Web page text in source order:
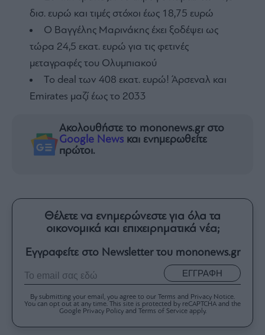
δισ. ευρώ και τιμές στόχοι έως 18,75 ευρώ
Ο Βαγγέλης Μαρινάκης έχει ξοδέψει ως
τώρα 24,5 εκατ. ευρώ για τις φετινές
μεταγραφές του Ολυμπιακού
To deal των 408 εκατ. ευρώ! Άρσεναλ και
Emirates μαζί έως το 2033
Ακολουθήστε το mononews.gr στο
Google News και ενημερωθείτε
πρώτοι.
Θέλετε να ενημερώνεστε για όλα τα
οικονομικά και επιχειρηματικά νέα;
Εγγραφείτε στο Newsletter του mononews.gr
ΕΓΓΡΑΦΗ
By submitting your email, you agree to our Terms and Privacy Notice.
You can opt out at any time. This site is protected by reCAPTCHA and the
Google Privacy Policy and Terms of Service apply.